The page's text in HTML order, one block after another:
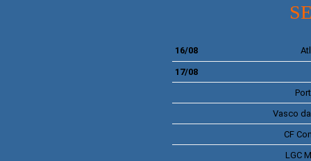
16/08
17/08
Vasco
CF
LGC